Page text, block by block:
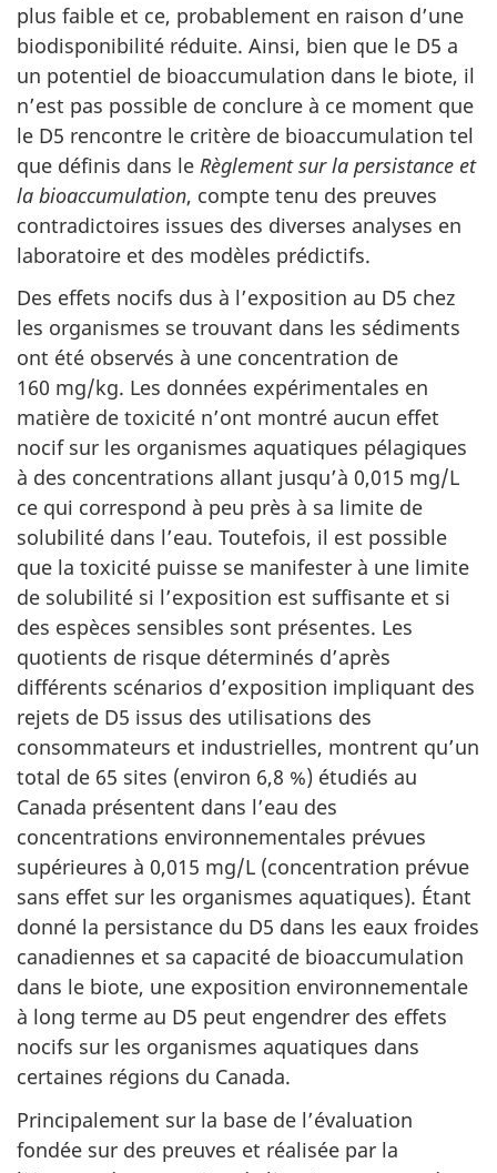
plus faible et ce, probablement en raison d’une
biodisponibilité réduite. Ainsi, bien que le D5 a
un potentiel de bioaccumulation dans le biote, il
n’est pas possible de conclure à ce moment que
le D5 rencontre le critère de bioaccumulation tel
que définis dans le Règlement sur la persistance et
la bioaccumulation, compte tenu des preuves
contradictoires issues des diverses analyses en
laboratoire et des modèles prédictifs.
Des effets nocifs dus à l’exposition au D5 chez
les organismes se trouvant dans les sédiments
ont été observés à une concentration de
160 mg/kg. Les données expérimentales en
matière de toxicité n’ont montré aucun effet
nocif sur les organismes aquatiques pélagiques
à des concentrations allant jusqu’à 0,015 mg/L
ce qui correspond à peu près à sa limite de
solubilité dans l’eau. Toutefois, il est possible
que la toxicité puisse se manifester à une limite
de solubilité si l’exposition est suffisante et si
des espèces sensibles sont présentes. Les
quotients de risque déterminés d’après
différents scénarios d’exposition impliquant des
rejets de D5 issus des utilisations des
consommateurs et industrielles, montrent qu’un
total de 65 sites (environ 6,8 %) étudiés au
Canada présentent dans l’eau des
concentrations environnementales prévues
supérieures à 0,015 mg/L (concentration prévue
sans effet sur les organismes aquatiques). Étant
donné la persistance du D5 dans les eaux froides
canadiennes et sa capacité de bioaccumulation
dans le biote, une exposition environnementale
à long terme au D5 peut engendrer des effets
nocifs sur les organismes aquatiques dans
certaines régions du Canada.
Principalement sur la base de l’évaluation
fondée sur des preuves et réalisée par la